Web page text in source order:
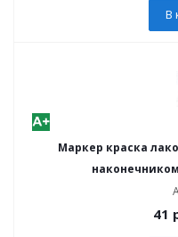
В
Маркер краска
41